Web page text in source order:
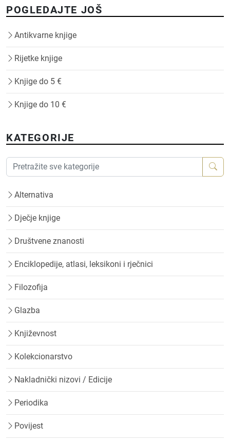
POGLEDAJTE JOŠ
Antikvarne knjige
Rijetke knjige
Knjige do 5 €
Knjige do 10 €
KATEGORIJE
Alternativa
Dječje knjige
Društvene znanosti
Enciklopedije, atlasi, leksikoni i rječnici
Filozofija
Glazba
Književnost
Kolekcionarstvo
Nakladnički nizovi / Edicije
Periodika
Povijest